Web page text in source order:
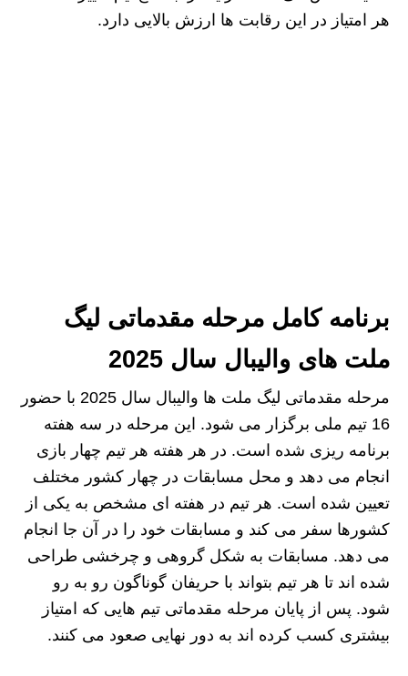
هر امتیاز در این رقابت‌ ها ارزش بالایی دارد.
برنامه کامل مرحله مقدماتی لیگ
ملت‌ های والیبال سال 2025
مرحله مقدماتی لیگ ملت‌ ها والیبال سال 2025 با حضور
16 تیم ملی برگزار می‌ شود. این مرحله در سه هفته
برنامه‌ ریزی شده است. در هر هفته هر تیم چهار بازی
انجام می‌ دهد و محل مسابقات در چهار کشور مختلف
تعیین شده است. هر تیم در هفته‌ ای مشخص به یکی از
کشورها سفر می‌ کند و مسابقات خود را در آن‌ جا انجام
می‌ دهد. مسابقات به شکل گروهی و چرخشی طراحی
شده‌ اند تا هر تیم بتواند با حریفان گوناگون رو به‌ رو
شود. پس از پایان مرحله مقدماتی تیم‌ هایی که امتیاز
بیشتری کسب کرده‌ اند به دور نهایی صعود می‌ کنند.